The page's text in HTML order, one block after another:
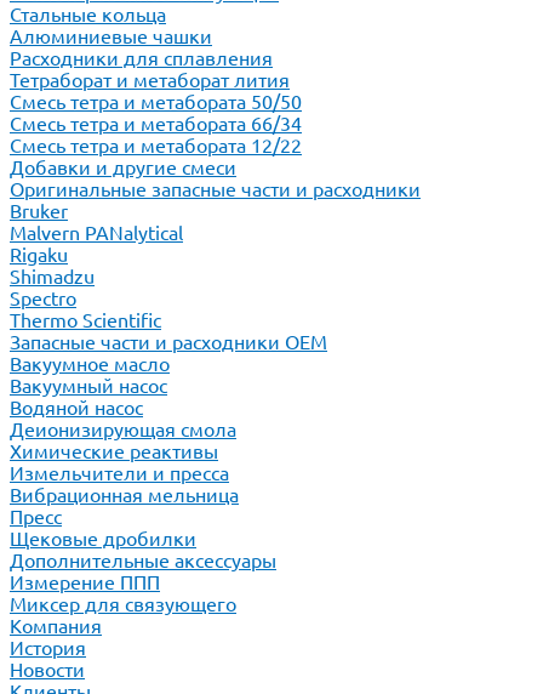
Стальные кольца
Алюминиевые чашки
Расходники для сплавления
Тетраборат и метаборат лития
Смесь тетра и метабората 50/50
Смесь тетра и метабората 66/34
Смесь тетра и метабората 12/22
Добавки и другие смеси
Оригинальные запасные части и расходники
Bruker
Malvern PANalytical
Rigaku
Shimadzu
Spectro
Thermo Scientific
Запасные части и расходники ОЕМ
Вакуумное масло
Вакуумный насос
Водяной насос
Деионизирующая смола
Химические реактивы
Измельчители и пресса
Вибрационная мельница
Пресс
Щековые дробилки
Дополнительные аксессуары
Измерение ППП
Миксер для связующего
Компания
История
Новости